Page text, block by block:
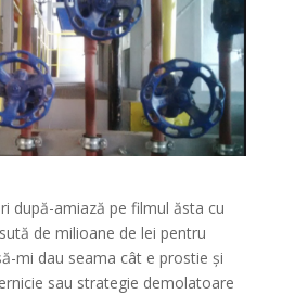
după-amiază pe filmul ăsta cu
de milioane de lei pentru
mi dau seama cât e prostie și
sau strategie demolatoare